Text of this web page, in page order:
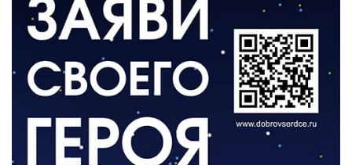
06.08.2026
ВЛАСТЬ
Новый учебный год и готовность к
отопительному сезону
06.08.2026
РАЗЪЯСНЯЕМ